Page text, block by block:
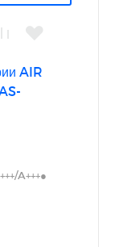
AIR
A+++●